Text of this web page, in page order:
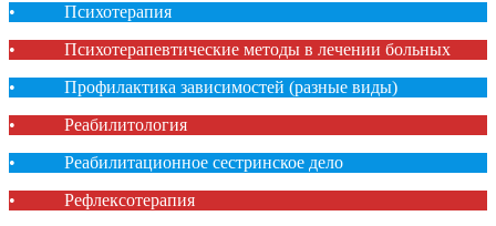
• Психотерапия
• Психотерапевтические методы в лечении больных
• Профилактика зависимостей (разные виды)
• Реабилитология
• Реабилитационное сестринское дело
• Рефлексотерапия